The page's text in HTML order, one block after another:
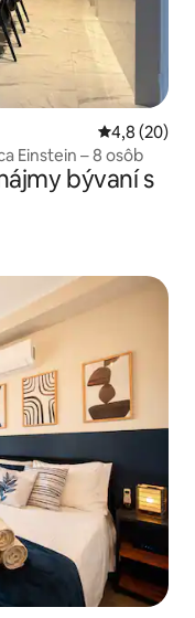
Priemerné
4,8 (20)
Einstein – 8 osôb
bývaní s